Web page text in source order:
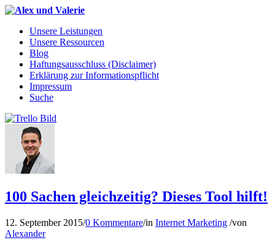
Unsere Leistungen
Unsere Ressourcen
Blog
Haftungsausschluss (Disclaimer)
Erklärung zur Informationspflicht
Impressum
Suche
100 Sachen gleichzeitig? Dieses Tool hilft!
12. September 2015/0 Kommentare/in Internet Marketing /von
Alexander